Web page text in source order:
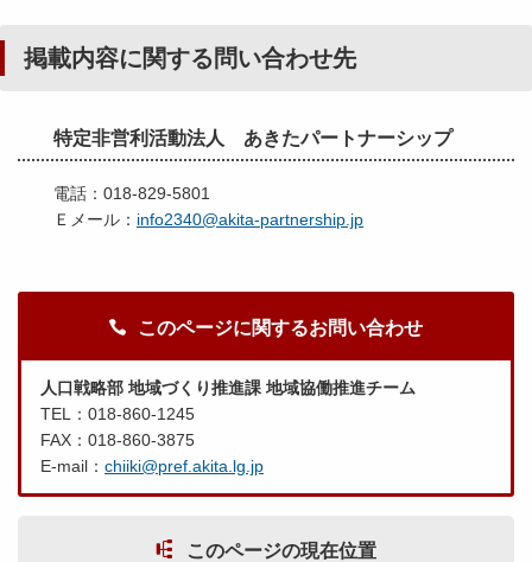
掲載内容に関する問い合わせ先
特定非営利活動法人 あきたパートナーシップ
電話：018-829-5801
Ｅメール： info2340@akita-partnership.jp
このページに関するお問い合わせ
人口戦略部 地域づくり推進課 地域協働推進チーム
TEL：018-860-1245
FAX：018-860-3875
E-mail： chiiki@pref.akita.lg.jp
このページの現在位置